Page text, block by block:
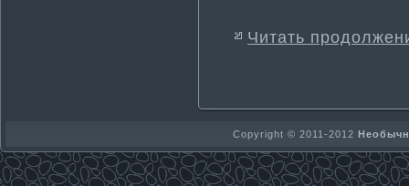
Читать
Copyright © 2011-2012